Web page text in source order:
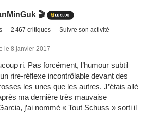
🎬
2 467 critiques Suivre son activité
le 8 janvier 2017
ri. Pas forcément, l’humour subtil
rire-réflexe incontrôlable devant des
les unes que les autres. J’étais allé
ma dernière très mauvaise
j’ai nommé « Tout Schuss » sorti il